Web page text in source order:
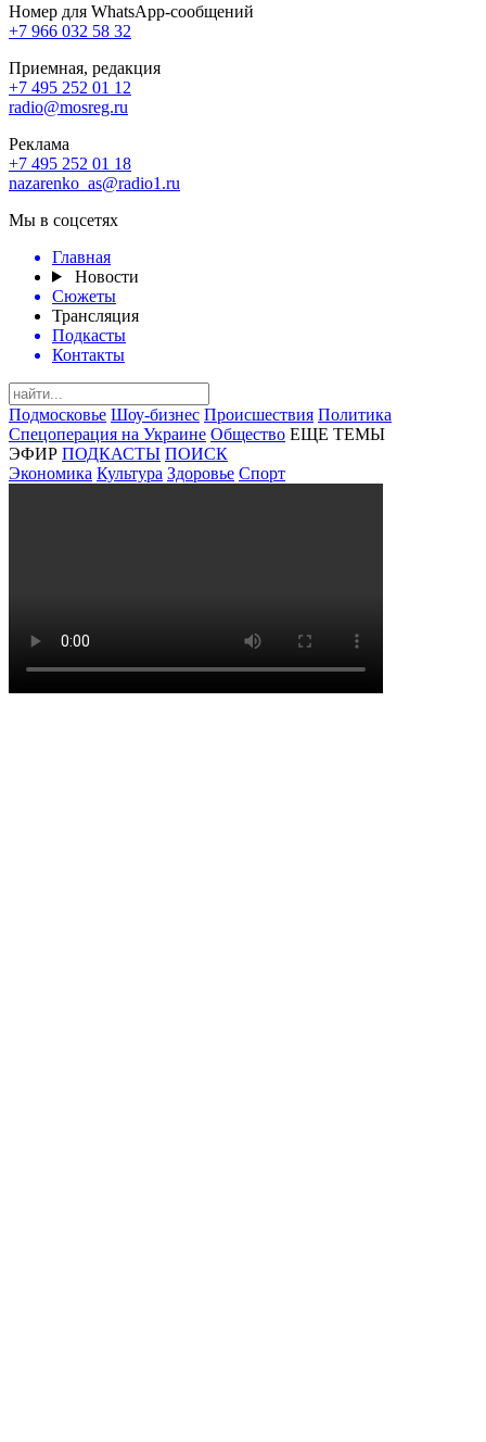
Номер для WhatsApp-сообщений
+7 966 032 58 32
Приемная, редакция
+7 495 252 01 12
radio@mosreg.ru
Реклама
+7 495 252 01 18
nazarenko_as@radio1.ru
Мы в соцсетях
Главная
Новости
Сюжеты
Трансляция
Подкасты
Контакты
Подмосковье Шоу-бизнес Происшествия Политика
Спецоперация на Украине Общество ЕЩЕ ТЕМЫ
ЭФИР ПОДКАСТЫ ПОИСК
Экономика Культура Здоровье Спорт